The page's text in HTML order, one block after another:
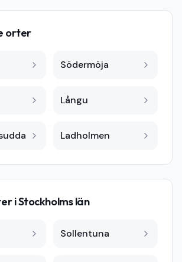
orter
Södermöja
Långu
Ladholmen
iStockholms län
Sollentuna